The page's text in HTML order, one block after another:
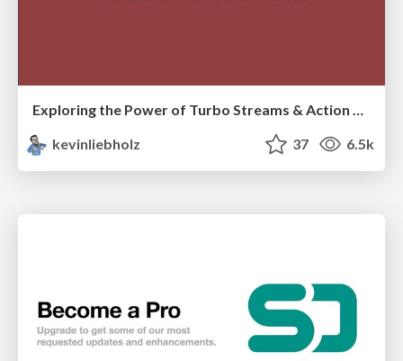
Exploring the Power of Turbo Streams & Action Cable | RailsConf2023
kevinliebholz
37 6.5k